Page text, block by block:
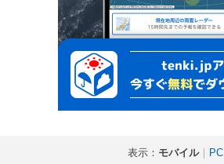
表示： モバイル｜ PC